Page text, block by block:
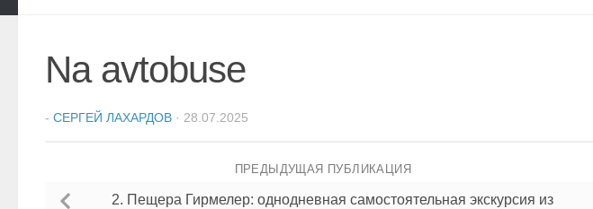
Na avtobuse
- СЕРГЕЙ ЛАХАРДОВ · 28.07.2025
ПРЕДЫДУЩАЯ ПУБЛИКАЦИЯ
2. Пещера Гирмелер: однодневная самостоятельная экскурсия из